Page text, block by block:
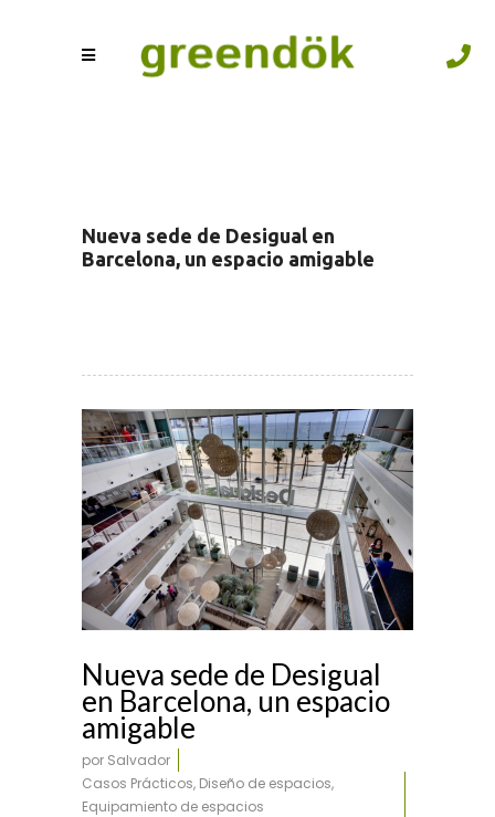
Nueva sede de Desigual en
Barcelona, un espacio amigable
Nueva sede de Desigual
en Barcelona, un espacio
amigable
por Salvador
Casos Prácticos, Diseño de espacios,
Equipamiento de espacios